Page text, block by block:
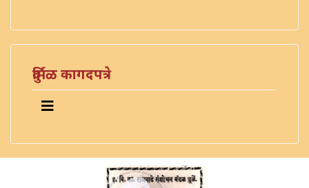
दुर्मिळ कागदपत्रे